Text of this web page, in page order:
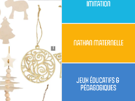
Jeux éducatifs& pédagogiques